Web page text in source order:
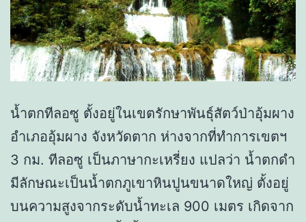
น้ำตกทีลอซู ตั้งอยู่ในเขตรักษาพันธุ์สัตว์ป่าอุ้มผาง
อำเภออุ้มผาง จังหวัดตาก ห่างจากที่ทำการเขตฯ
3 กม. ทีลอซู เป็นภาษากะเหรี่ยง แปลว่า น้ำตกดำ
มีลักษณะเป็นน้ำตกภูเขาหินปูนขนาดใหญ่ ตั้งอยู่
บนความสูงจากระดับน้ำทะเล 900 เมตร เกิดจาก